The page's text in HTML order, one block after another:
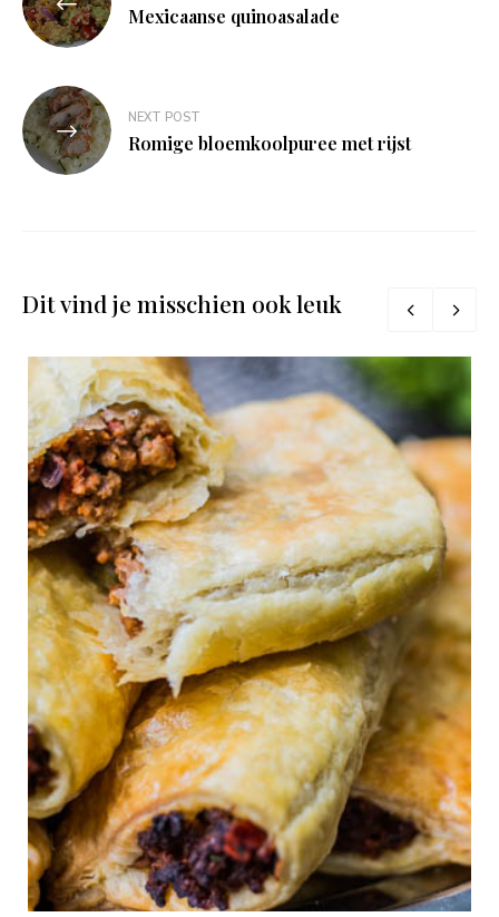
navigatieMexicaanse quinoasalade
NEXT POST
Romige bloemkoolpuree met rijst
Dit vind je misschien ook leuk